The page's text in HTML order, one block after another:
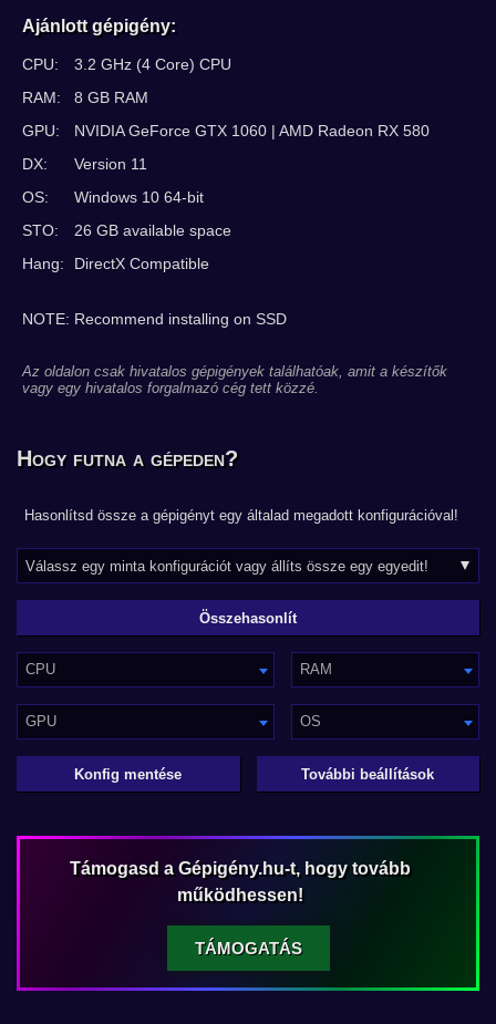
Ajánlott gépigény:
CPU:
3.2 GHz (4 Core) CPU
RAM:
8 GB RAM
GPU:
NVIDIA GeForce GTX 1060 | AMD Radeon RX 580
DX:
Version 11
OS:
Windows 10 64-bit
STO:
26 GB available space
Hang:
DirectX Compatible
NOTE: Recommend installing on SSD
Az oldalon csak hivatalos gépigények találhatóak, amit a készítők
vagy egy hivatalos forgalmazó cég tett közzé.
Hogy futna a gépeden?
Hasonlítsd össze a gépigényt egy általad megadott konfigurációval!
CPU RAM
GPU OS
Konfig mentése További beállítások
Támogasd a Gépigény.hu-t, hogy tovább
működhessen!
TÁMOGATÁS